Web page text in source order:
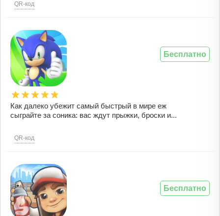
QR-код
Как далеко убежит самый быстрый в мире еж
сыграйте за соника: вас ждут прыжки, броски и...
QR-код
Бесплатно
Бесплатно